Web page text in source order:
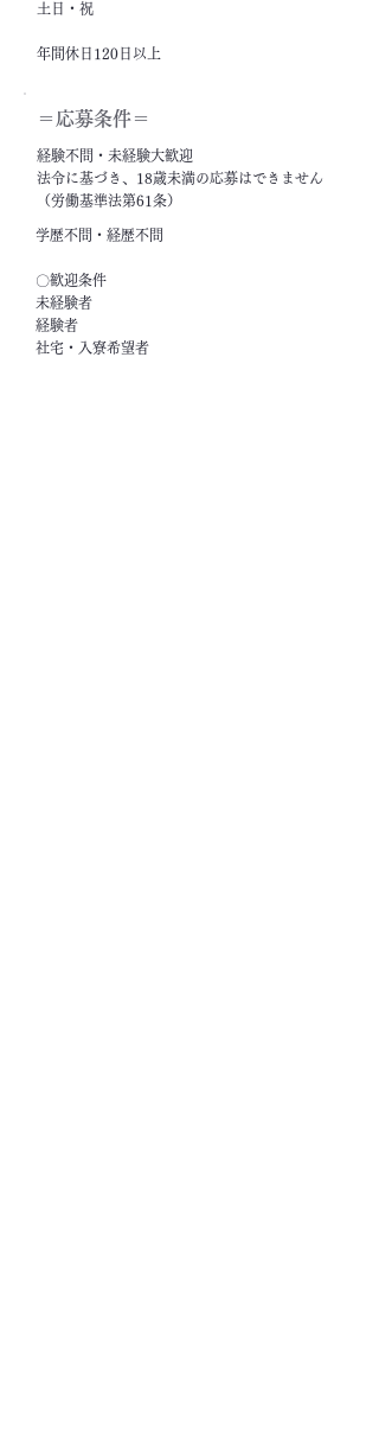
土日・祝
年間休日120日以上
＝応募条件＝
経験不問・未経験大歓迎
法令に基づき、18歳未満の応募はできません
（労働基準法第61条）
学歴不問・経歴不問
〇歓迎条件
未経験者
経験者
社宅・入寮希望者